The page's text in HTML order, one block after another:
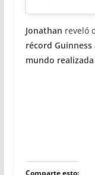
Jonathan reveló
récord Guinness
mundo
Comparte esto: